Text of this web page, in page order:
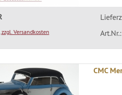
zzgl. Versandkosten
CMC